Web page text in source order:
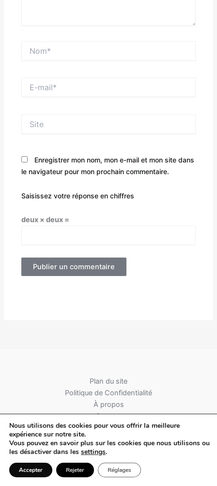
mail*
Enregistrer mon nom, mon e-mail et mon site dans
le navigateur pour mon prochain commentaire.
Saisissez votre réponse en chiffres
deux × deux =
Plan du site
Politique de Confidentialité
À propos
Contact
Copyright © 2026 Terre & Territoires
Nous utilisons des cookies pour vous offrir la meilleure
expérience sur notre site.
Vous pouvez en savoir plus sur les cookies que nous utilisons ou
les désactiver dans les settings.
Accepter Rejeter Réglages